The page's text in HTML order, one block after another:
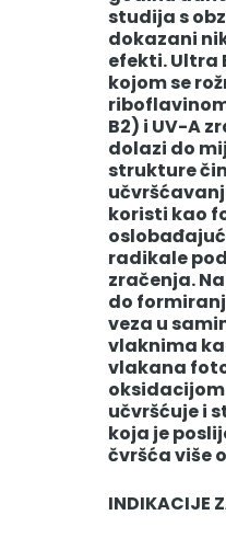
studija s
dokazani
efekti. Ultra
kojom se
B2) i UV-A
dolazi do
strukture
koristi kao
radikale
zračenja.
do
veza u
vlaknima
vlakana
učvršćuje i
koja je
čvršća više
INDIKACIJE